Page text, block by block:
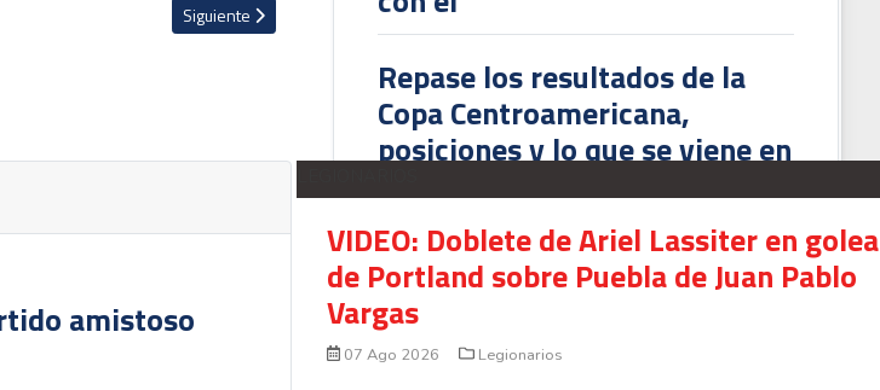
Repase los resultados de la
Copa Centroamericana,
posiciones y lo que se viene en
la tercera fecha (VIDEOS)
VIDEO: Saprissa inicia
instalación de su gramilla
híbrida
Artículo siguiente: Esteban Espíndola se sintió irrespetado por algunas de las críticas recibidas
Siguiente
amistoso
VIDEO: Doblete de Ariel Lassiter en
de Portland sobre Puebla de Juan Pablo
Vargas
07 Ago 2026 Legionarios